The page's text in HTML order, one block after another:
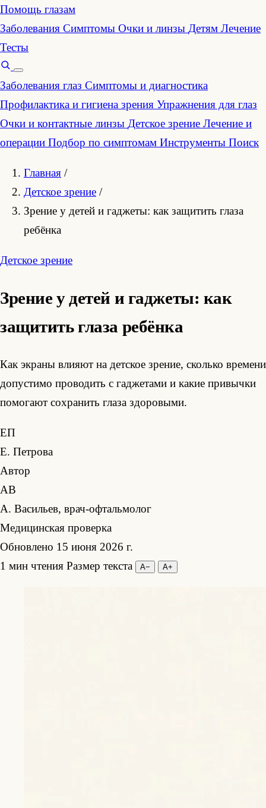
Помощь глазам
Заболевания Симптомы Очки и линзы Детям Лечение
Тесты
Заболевания глаз Симптомы и диагностика
Профилактика и гигиена зрения Упражнения для глаз
Очки и контактные линзы Детское зрение Лечение и
операции Подбор по симптомам Инструменты Поиск
Главная /
Детское зрение /
Зрение у детей и гаджеты: как защитить глаза
ребёнка
Детское зрение
Зрение у детей и гаджеты: как
защитить глаза ребёнка
Как экраны влияют на детское зрение, сколько времени
допустимо проводить с гаджетами и какие привычки
помогают сохранить глаза здоровыми.
ЕП
Е. Петрова
Автор
АВ
А. Васильев, врач-офтальмолог
Медицинская проверка
Обновлено 15 июня 2026 г.
1 мин чтения Размер текста А− А+